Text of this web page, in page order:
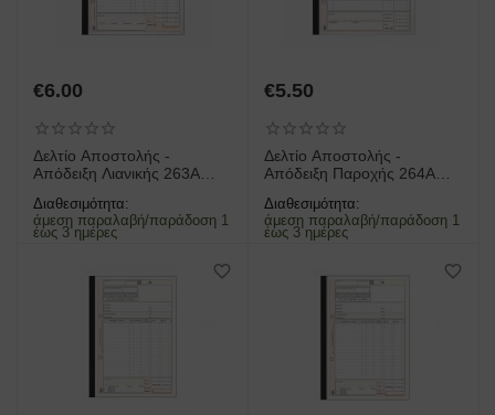
€6.00
Δελτίο Αποστολής -
Απόδειξη Λιανικής 263Α
Διαθεσιμότητα:
άμεση παραλαβή/παράδοση 1
έως 3 ημέρες
€5.50
Δελτίο Αποστολής -
Απόδειξη Παροχής 264Α
Διαθεσιμότητα:
άμεση παραλαβή/παράδοση 1
έως 3 ημέρες